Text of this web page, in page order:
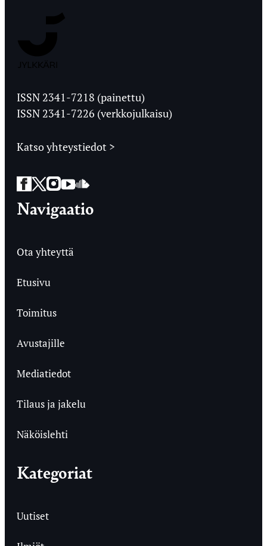
Ylioppilaslehti
ISSN 2341-7218 (painettu)
ISSN 2341-7226 (verkkojulkaisu)
Katso yhteystiedot >
Facebook
Twitter
Instagram
YouTube
SoundCloud
Navigaatio
Ota yhteyttä
Etusivu
Toimitus
Avustajille
Mediatiedot
Tilaus ja jakelu
Näköislehti
Kategoriat
Uutiset